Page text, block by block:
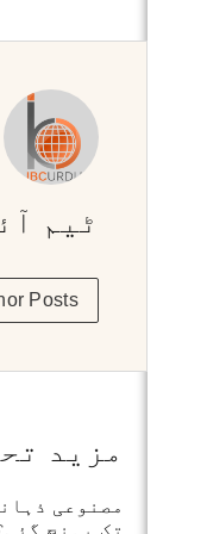
ٹیم
Posts
مزید
مصنوعی
تک پہنچ